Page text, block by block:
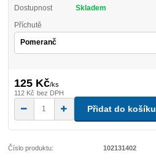
Dostupnost Skladem
Příchutě
125 Kč/ks
112 Kč bez DPH
Přidat do košíku
Číslo produktu: 102131402